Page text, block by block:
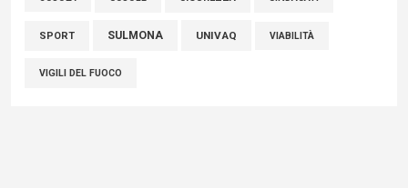
SPORT SULMONA UNIVAQ VIABILITÀ
VIGILI DEL FUOCO